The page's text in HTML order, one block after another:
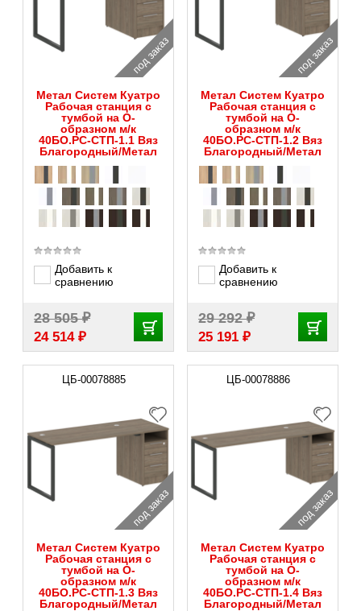
под заказ
Метал Систем Куатро
Рабочая станция с
тумбой на О-
образном м/к
40БО.РС-СТП-1.1 Вяз
Благородный/Метал
Добавить к
сравнению
28 505₽
24 514 ₽
под заказ
Метал Систем Куатро
Рабочая станция с
тумбой на О-
образном м/к
40БО.РС-СТП-1.2 Вяз
Благородный/Метал
Добавить к
сравнению
29 292₽
25 191 ₽
ЦБ-00078885
под заказ
Метал Систем Куатро
Рабочая станция с
тумбой на О-
образном м/к
40БО.РС-СТП-1.3 Вяз
Благородный/Метал
ЦБ-00078886
под заказ
Метал Систем Куатро
Рабочая станция с
тумбой на О-
образном м/к
40БО.РС-СТП-1.4 Вяз
Благородный/Метал